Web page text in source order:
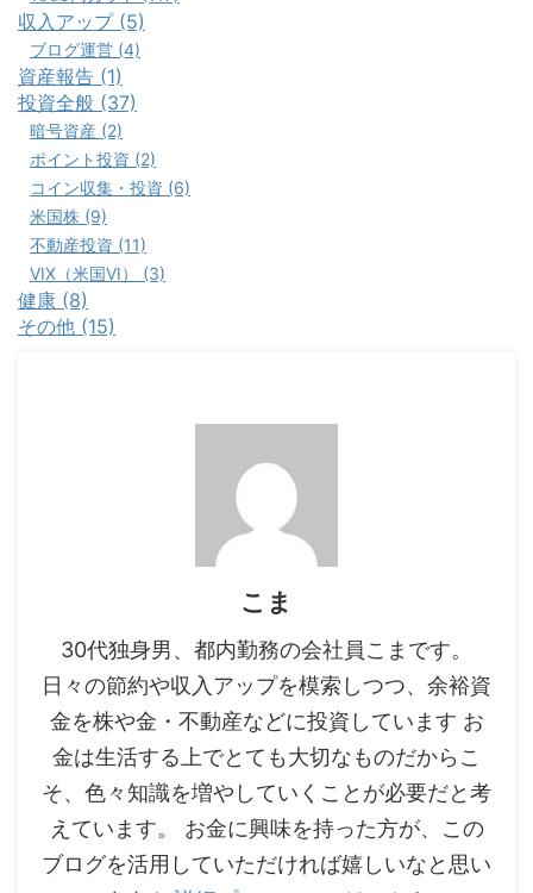
収入アップ (5)
ブログ運営 (4)
資産報告 (1)
投資全般 (37)
暗号資産 (2)
ポイント投資 (2)
コイン収集・投資 (6)
米国株 (9)
不動産投資 (11)
VIX（米国VI） (3)
健康 (8)
その他 (15)
こま
30代独身男、都内勤務の会社員こまです。
日々の節約や収入アップを模索しつつ、余裕資
金を株や金・不動産などに投資しています お
金は生活する上でとても大切なものだからこ
そ、色々知識を増やしていくことが必要だと考
えています。 お金に興味を持った方が、この
ブログを活用していただければ嬉しいなと思い